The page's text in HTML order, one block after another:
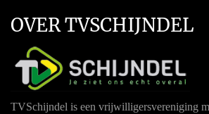
OVER TVSCHIJNDEL
TVSchijndel is een vrijwilligersvereniging